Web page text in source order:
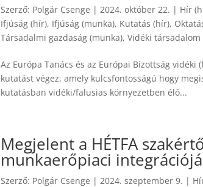
Szerző: Polgár Csenge |2024. október 22. | Hír
Ifjúság (hír), Ifjúság (munka), Kutatás (hír),
Társadalmi gazdaság (munka),Vidéki
Az Európa Tanács és az Európai Bizottság
kutatást végez, amely kulcsfontosságú hogy
kutatásban vidéki/falusias környezetben élő...
Megjelent a HÉTFA
munkaerőpiaci
Szerző: Polgár Csenge |2024. szeptember 9. |